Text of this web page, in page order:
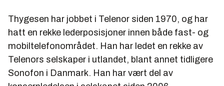
Thygesen har jobbet i Telenor siden 1970, og har
hatt en rekke lederposisjoner innen både fast- og
mobiltelefonområdet. Han har ledet en rekke av
Telenors selskaper i utlandet, blant annet tidligere
Sonofon i Danmark. Han har vært del av